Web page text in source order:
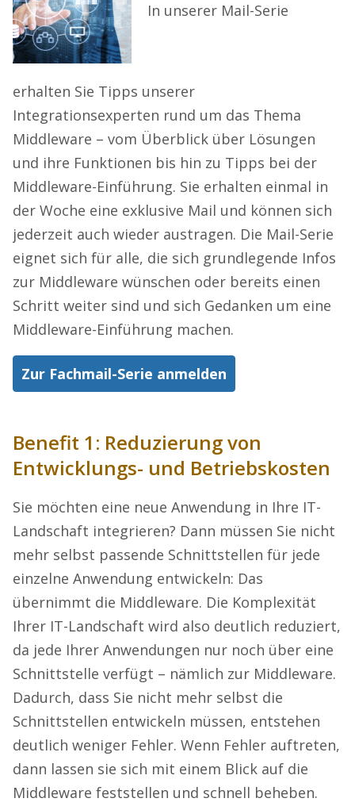
In unserer Mail-Serie
erhalten Sie Tipps unserer
Integrationsexperten rund um das Thema
Middleware – vom Überblick über Lösungen
und ihre Funktionen bis hin zu Tipps bei der
Middleware-Einführung. Sie erhalten einmal in
der Woche eine exklusive Mail und können sich
jederzeit auch wieder austragen. Die Mail-Serie
eignet sich für alle, die sich grundlegende Infos
zur Middleware wünschen oder bereits einen
Schritt weiter sind und sich Gedanken um eine
Middleware-Einführung machen.
Zur Fachmail-Serie anmelden
Benefit 1: Reduzierung von
Entwicklungs- und Betriebskosten
Sie möchten eine neue Anwendung in Ihre IT-
Landschaft integrieren? Dann müssen Sie nicht
mehr selbst passende Schnittstellen für jede
einzelne Anwendung entwickeln: Das
übernimmt die Middleware. Die Komplexität
Ihrer IT-Landschaft wird also deutlich reduziert,
da jede Ihrer Anwendungen nur noch über eine
Schnittstelle verfügt – nämlich zur Middleware.
Dadurch, dass Sie nicht mehr selbst die
Schnittstellen entwickeln müssen, entstehen
deutlich weniger Fehler. Wenn Fehler auftreten,
dann lassen sie sich mit einem Blick auf die
Middleware feststellen und schnell beheben.